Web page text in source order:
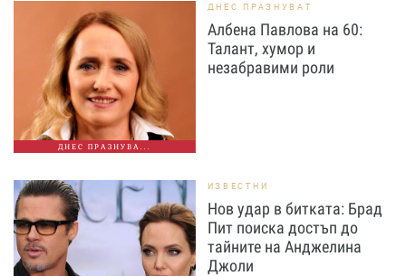
ДНЕС ПРАЗНУВА...
ДНЕС ПРАЗНУВАТ
Албена Павлова на 60:
Талант, хумор и
незабравими роли
ИЗВЕСТНИ
Нов удар в битката: Брад
Пит поиска достъп до
тайните на Анджелина
Джоли